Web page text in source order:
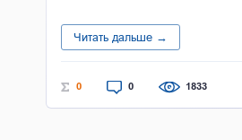
Читать дальше →
0 0 1833